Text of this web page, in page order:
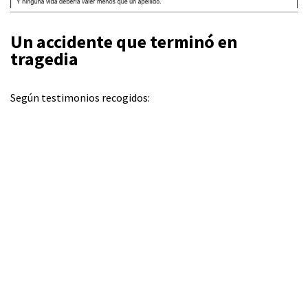
Un accidente que terminó en
tragedia
Según testimonios recogidos: